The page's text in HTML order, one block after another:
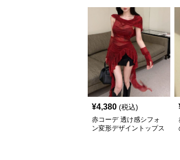
¥4,380 (税込)
赤コーデ 透け感シフォ
ン変形デザイントップス